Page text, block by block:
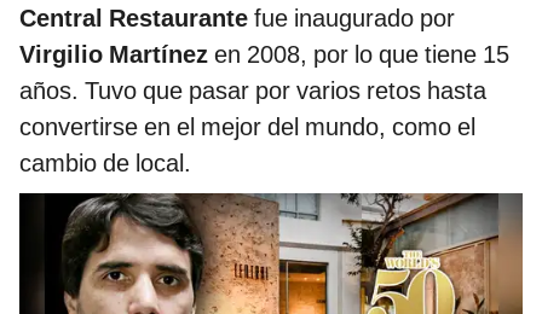
Central Restaurante fue inaugurado por
Virgilio Martínez en 2008, por lo que tiene 15
años. Tuvo que pasar por varios retos hasta
convertirse en el mejor del mundo, como el
cambio de local.